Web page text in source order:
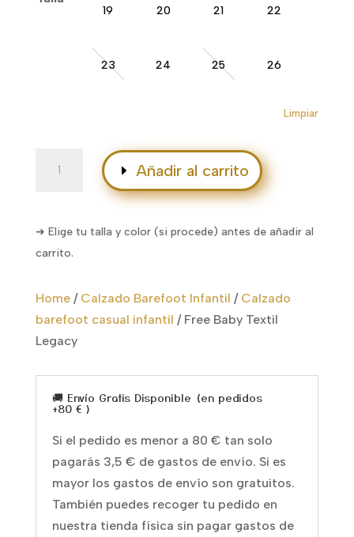
19 20 21 22
23 24 25 26
Limpiar
Añadir al carrito
➜ Elige tu talla y color (si procede) antes de añadir al
carrito.
Home/ Calzado Barefoot Infantil / Calzado
barefoot casual infantil / Free Baby Textil
Legacy
🚚 Envío Gratis Disponible (en pedidos
+80 € )
Si el pedido es menor a 80 € tan solo
pagarás 3,5 € de gastos de envío. Si es
mayor los gastos de envío son gratuitos.
También puedes recoger tu pedido en
nuestra tienda física sin pagar gastos de